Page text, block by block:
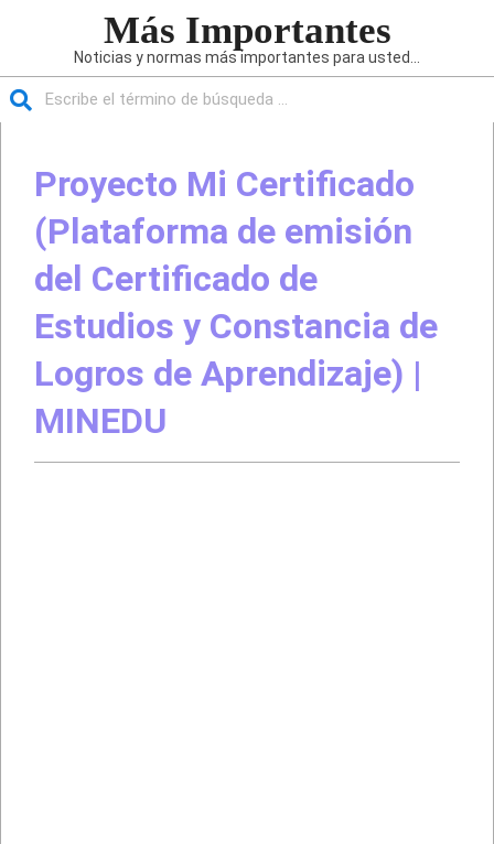
Más Importantes
Noticias y normas más importantes para usted...
navegación
principal
Proyecto Mi Certificado
(Plataforma de emisión
del Certificado de
Estudios y Constancia de
Logros de Aprendizaje) |
MINEDU